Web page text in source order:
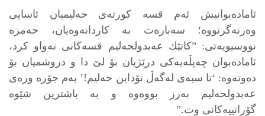
ئامادەبوانیش ئەم قسە کورتەی حەلیمیان ئاسایی
وەرنەگرتووە؛ سەبارەت بە کاردانەوەیان، حەمزە
نووسیویەتی: ”کاتێك عەبدولحەلیم قسەکانی تەواو کرد،
ئامادەبوان چەپڵەیەکی درێژیان بۆ لێ دا و دروشمیان بۆ
دەوتەوە: ‘تا سبەی لەگەڵ تۆداین حەلیم!’ بەم جۆرە ورەی
عەبدولحەلیم بەرز بووەوە و بە باشترین شێوە
گۆرانییەکانی وت.”